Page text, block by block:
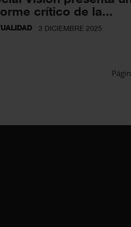
crítico de la...
3 DICIEMBRE 2025